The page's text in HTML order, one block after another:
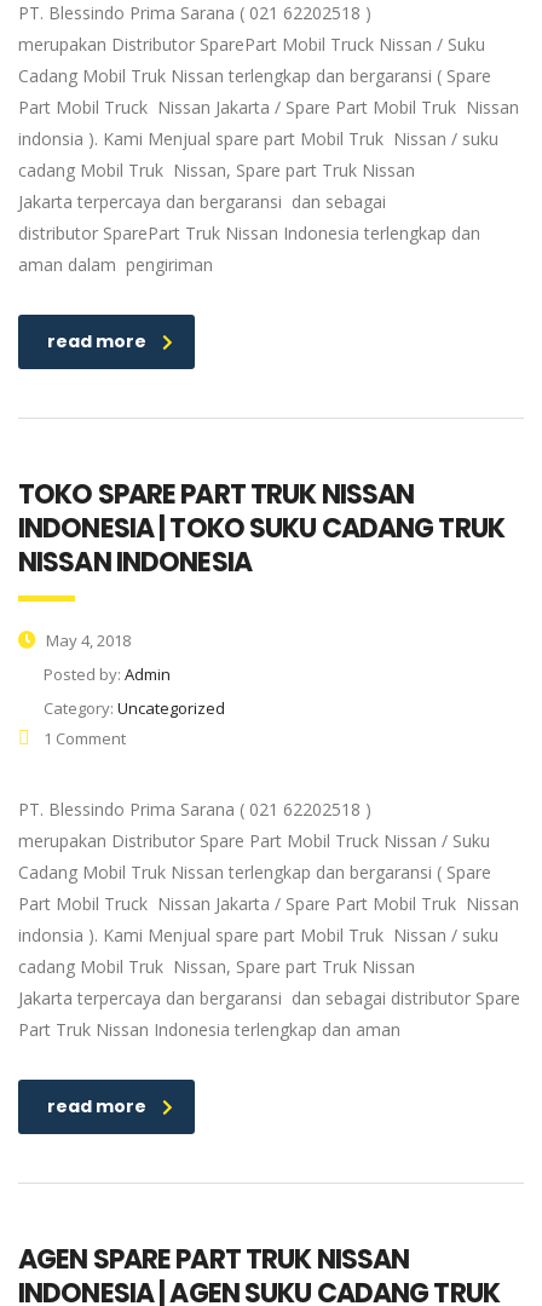
PT. Blessindo Prima Sarana ( 021 62202518 )
merupakan Distributor SparePart Mobil Truck Nissan / Suku
Cadang Mobil Truk Nissan terlengkap dan bergaransi ( Spare
Part Mobil Truck Nissan Jakarta / Spare Part Mobil Truk Nissan
indonsia ). Kami Menjual spare part Mobil Truk Nissan / suku
cadang Mobil Truk Nissan, Spare part Truk Nissan
Jakarta terpercaya dan bergaransi dan sebagai
distributor SparePart Truk Nissan Indonesia terlengkap dan
aman dalam pengiriman
read more
TOKO SPARE PART TRUK NISSAN
INDONESIA | TOKO SUKU CADANG TRUK
NISSAN INDONESIA
May 4, 2018
Posted by: Admin
Category: Uncategorized
1 Comment
PT. Blessindo Prima Sarana ( 021 62202518 )
merupakan Distributor Spare Part Mobil Truck Nissan / Suku
Cadang Mobil Truk Nissan terlengkap dan bergaransi ( Spare
Part Mobil Truck Nissan Jakarta / Spare Part Mobil Truk Nissan
indonsia ). Kami Menjual spare part Mobil Truk Nissan / suku
cadang Mobil Truk Nissan, Spare part Truk Nissan
Jakarta terpercaya dan bergaransi dan sebagai distributor Spare
Part Truk Nissan Indonesia terlengkap dan aman
read more
AGEN SPARE PART TRUK NISSAN
INDONESIA | AGEN SUKU CADANG TRUK